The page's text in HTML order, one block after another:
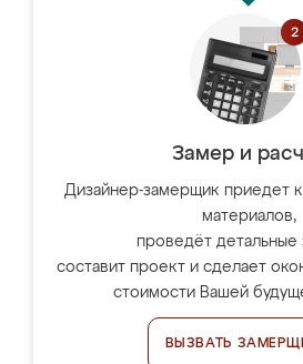
Замер и
Дизайнер-замерщик приедет
материалов,
проведёт детальные
составит проект и сделает
стоимости Вашей
ВЫЗВАТЬ